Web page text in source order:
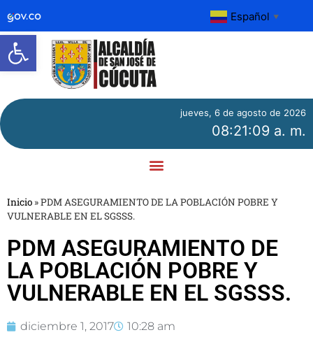
Abrir barra de herramientas
Español ▼
jueves, 6 de agosto de 2026
08:21:09 a. m.
Inicio »PDM ASEGURAMIENTO DE LA POBLACIÓN POBRE Y
VULNERABLE EN EL SGSSS.
PDM ASEGURAMIENTO DE
LA POBLACIÓN POBRE Y
VULNERABLE EN EL SGSSS.
diciembre 1, 2017 10:28 am